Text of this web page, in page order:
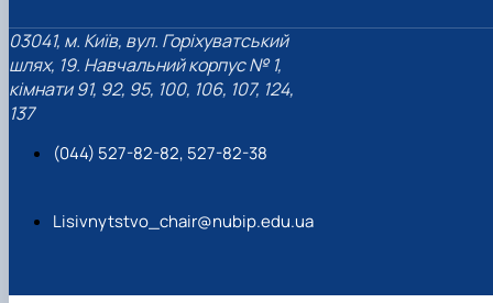
03041, м. Київ, вул. Горіхуватський
шлях, 19. Навчальний корпус № 1,
кімнати 91, 92, 95, 100, 106, 107, 124,
137
(044) 527-82-82, 527-82-38
Lisivnytstvo_chair@nubip.edu.ua